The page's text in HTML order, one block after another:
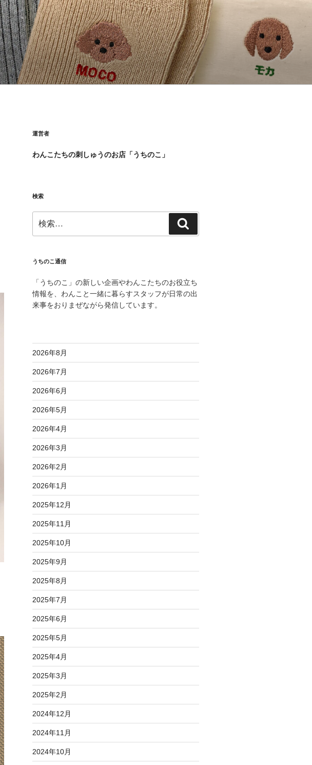
運営者
わんこたちの刺しゅうのお店「うちのこ」
検索
索:
索
うちのこ通信
「うちのこ」の新しい企画やわんこたちのお役立ち
情報を、わんこと一緒に暮らすスタッフが日常の出
来事をおりまぜながら発信しています。
2026年8月
2026年7月
2026年6月
2026年5月
2026年4月
2026年3月
2026年2月
2026年1月
2025年12月
2025年11月
2025年10月
2025年9月
2025年8月
2025年7月
2025年6月
2025年5月
2025年4月
2025年3月
2025年2月
2024年12月
2024年11月
2024年10月